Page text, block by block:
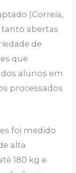
(Correia,
abertas
de
que
alunos em
processados
foi medido
alta
180 kg e